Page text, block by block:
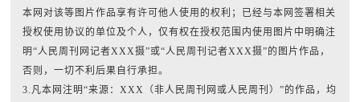
本网对该等图片作品享有许可他人使用的权利；已经与本网签署相关
授权使用协议的单位及个人，仅有权在授权范围内使用图片中明确注
明“人民周刊网记者XXX摄”或“人民周刊记者XXX摄”的图片作品，
否则，一切不利后果自行承担。
3.凡本网注明“来源：XXX（非人民周刊网或人民周刊）”的作品，均